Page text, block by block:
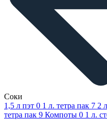
Соки
1,5 л пэт 0 1 л. тетра пак 7 2
тетра пак 9 Компоты 0 1 л.